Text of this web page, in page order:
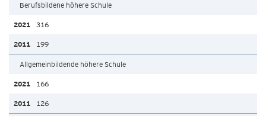
Berufsbildene höhere Schule
316
199
Allgemeinbildende höhere Schule
166
126